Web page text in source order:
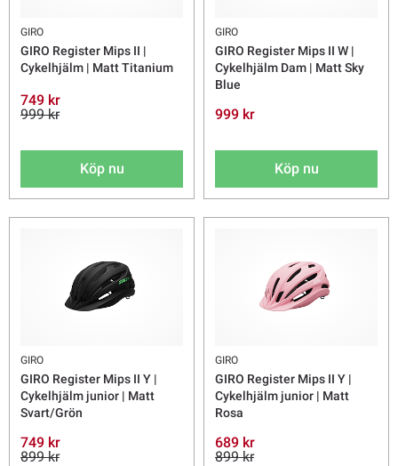
GIRO
GIRO Register Mips II |
Cykelhjälm | Matt Titanium
749 kr
999 kr
Köp nu
GIRO
GIRO Register Mips II W |
Cykelhjälm Dam | Matt Sky
Blue
999 kr
Köp nu
GIRO
GIRO Register Mips II Y |
Cykelhjälm junior | Matt
Svart/Grön
749 kr
899 kr
GIRO
GIRO Register Mips II Y |
Cykelhjälm junior | Matt
Rosa
689 kr
899 kr